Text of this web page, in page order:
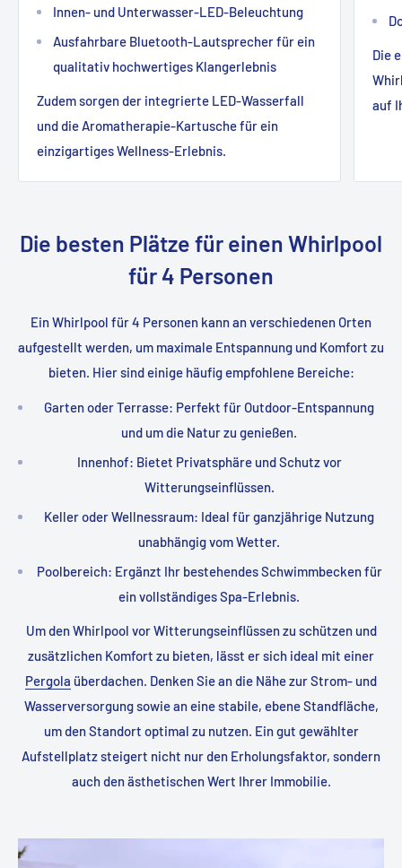
Innen- und Unterwasser-LED-Beleuchtung
Ausfahrbare Bluetooth-Lautsprecher für ein
qualitativ hochwertiges Klangerlebnis
Zudem sorgen der integrierte LED-Wasserfall
und die Aromatherapie-Kartusche für ein
einzigartiges Wellness-Erlebnis.
Die
auf
Die besten Plätze für einen Whirlpool
für 4 Personen
Ein Whirlpool für 4 Personen kann an verschiedenen Orten
aufgestellt werden, um maximale Entspannung und Komfort zu
bieten. Hier sind einige häufig empfohlene Bereiche:
Garten oder Terrasse: Perfekt für Outdoor-Entspannung
und um die Natur zu genießen.
Innenhof: Bietet Privatsphäre und Schutz vor
Witterungseinflüssen.
Keller oder Wellnessraum: Ideal für ganzjährige Nutzung
unabhängig vom Wetter.
Poolbereich: Ergänzt Ihr bestehendes Schwimmbecken für
ein vollständiges Spa-Erlebnis.
Um den Whirlpool vor Witterungseinflüssen zu schützen und
zusätzlichen Komfort zu bieten, lässt er sich ideal mit einer
Pergola überdachen. Denken Sie an die Nähe zur Strom- und
Wasserversorgung sowie an eine stabile, ebene Standfläche,
um den Standort optimal zu nutzen. Ein gut gewählter
Aufstellplatz steigert nicht nur den Erholungsfaktor, sondern
auch den ästhetischen Wert Ihrer Immobilie.